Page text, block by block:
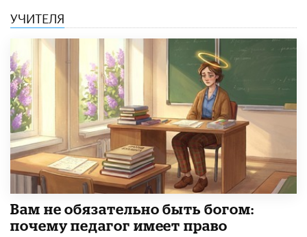
УЧИТЕЛЯ
​Вам не обязательно быть богом:
почему педагог имеет право